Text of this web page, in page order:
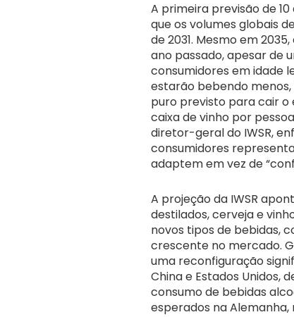
A primeira previsão de 10
que os volumes globais
de 2031. Mesmo em
ano passado, apesar de
consumidores em idade
estarão bebendo
puro previsto para cair o
caixa de vinho por
diretor-geral do IWSR,
consumidores
adaptem em vez de
A projeção da IWSR
destilados, cerveja e
novos tipos de bebidas,
crescente no mercado.
uma reconfiguração
China e Estados Unidos,
consumo de bebidas
esperados na Alemanha,